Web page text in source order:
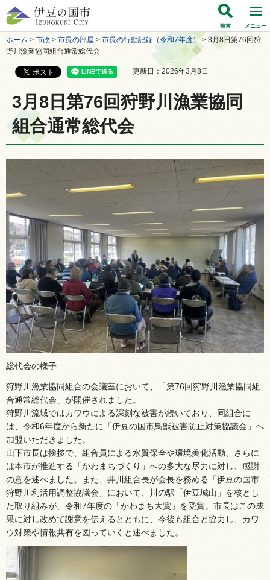
伊豆の国市
検索 メニュー
ホーム > 市政 > 市長の部屋 > 市長の行動記録（令和7年度）> 3月8日第76回狩
野川漁業協同組合通常総代会
更新日：2026年3月8日
3月8日第76回狩野川漁業協同
組合通常総代会
総代会の様子
狩野川漁業協同組合の会議室において、「第76回狩野川漁業協同組
合通常総代会」が開催されました。
狩野川流域ではカワウによる深刻な被害が続いており、同組合に
は、令和6年度から新たに「伊豆の国市鳥獣被害防止対策協議会」へ
加盟いただきました。
山下市長は挨拶で、組合員による水質保全や環境美化活動、さらに
は本市が推進する「かわまちづくり」への多大な尽力に対し、感謝
の意を述べました。また、井川組合長が会長を務める「伊豆の国市
狩野川利活用調整協議会」において、川の駅「伊豆城山」を核とし
た取り組みが、令和7年度の「かわまち大賞」を受賞。市長はこの成
果に対し改めて謝意を伝えるとともに、今後も組合と協力し、カワ
ウ対策や情報共有を図っていくと述べました。